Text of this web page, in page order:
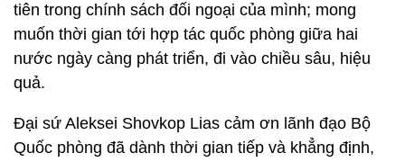
tiên trong chính sách đối ngoại của mình; mong
muốn thời gian tới hợp tác quốc phòng giữa hai
nước ngày càng phát triển, đi vào chiều sâu, hiệu
quả.
Đại sứ Aleksei Shovkop Lias cảm ơn lãnh đạo Bộ
Quốc phòng đã dành thời gian tiếp và khẳng định,